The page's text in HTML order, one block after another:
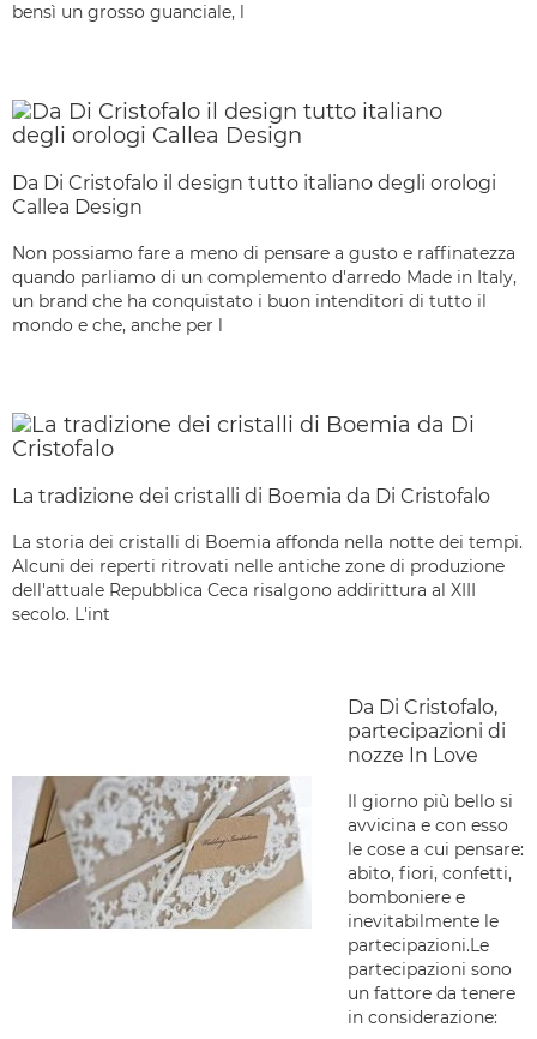
bensì un grosso guanciale, l
Da Di Cristofalo il design tutto italiano degli orologi
Callea Design
Non possiamo fare a meno di pensare a gusto e raffinatezza
quando parliamo di un complemento d'arredo Made in Italy,
un brand che ha conquistato i buon intenditori di tutto il
mondo e che, anche per l
La tradizione dei cristalli di Boemia da Di Cristofalo
La storia dei cristalli di Boemia affonda nella notte dei tempi.
Alcuni dei reperti ritrovati nelle antiche zone di produzione
dell'attuale Repubblica Ceca risalgono addirittura al XIII
secolo. L'int
Da Di Cristofalo,
partecipazioni di
nozze In Love
Il giorno più bello si
avvicina e con esso
le cose a cui pensare:
abito, fiori, confetti,
bomboniere e
inevitabilmente le
partecipazioni.Le
partecipazioni sono
un fattore da tenere
in considerazione: